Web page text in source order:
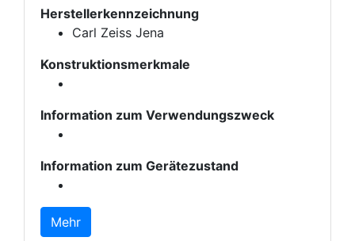
Herstellerkennzeichnung
Carl Zeiss Jena
Konstruktionsmerkmale
Information zum Verwendungszweck
Information zum Gerätezustand
Mehr